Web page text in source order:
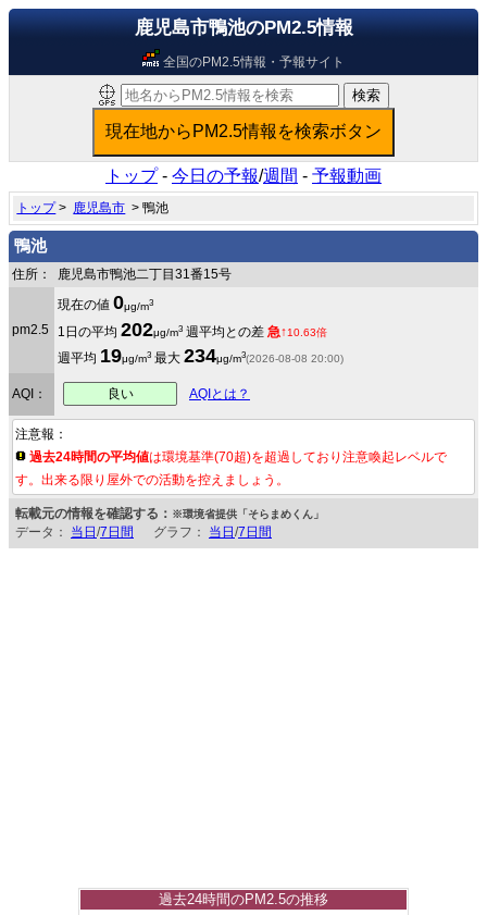
鹿児島市鴨池のPM2.5情報
全国のPM2.5情報・予報サイト
トップ- 今日の予報/週間 - 予報動画
トップ> 鹿児島市 > 鴨池
鴨池
住所： 鹿児島市鴨池二丁目31番15号
pm2.5
現在の値 0μg/m3
1日の平均 202μg/m3 週平均との差 急↑10.63倍
週平均 19μg/m3 最大 234μg/m3(2026-08-08 20:00)
AQI： 良い AQIとは？
注意報：
過去24時間の平均値は環境基準(70超)を超過しており注意喚起レベルで
す。出来る限り屋外での活動を控えましょう。
転載元の情報を確認する： ※環境省提供「そらまめくん」
データ： 当日 /7日間 グラフ： 当日 /7日間
過去24時間のPM2.5の推移